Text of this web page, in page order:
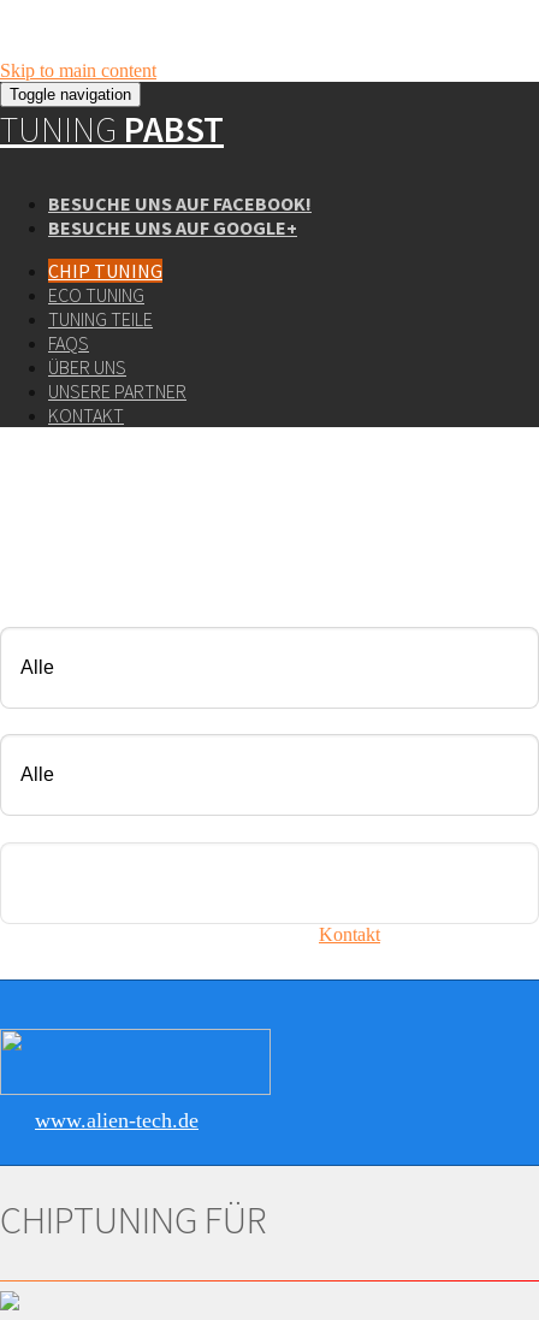
Skip to main content
Toggle navigation
TUNING PABST
BESUCHE UNS AUF FACEBOOK!
BESUCHE UNS AUF GOOGLE+
CHIP TUNING
ECO TUNING
TUNING TEILE
FAQS
ÜBER UNS
UNSERE PARTNER
KONTAKT
Kontakt
www.alien-tech.de
CHIPTUNING FÜR